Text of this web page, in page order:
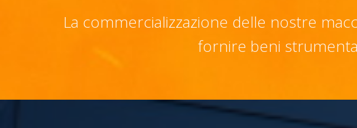
La commercializzazione delle nostre
fornire beni